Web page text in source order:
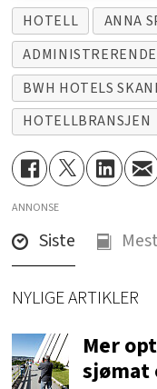
HOTELL
ANNA
BWH HOTELS
HOTELLBRANSJEN
ANNONSE
Siste
NYLIGE ARTIKLER
Mer
sjømat